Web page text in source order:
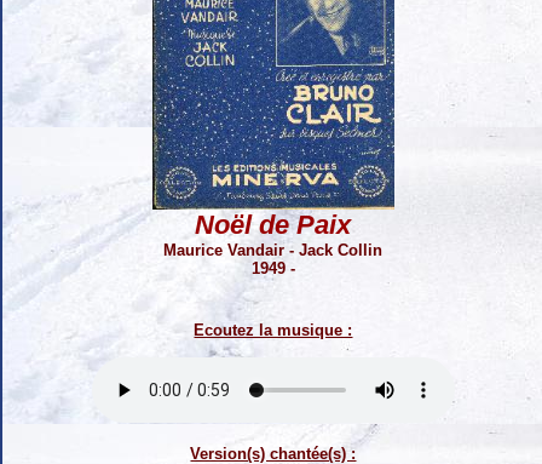
Noël de Paix
Maurice Vandair - Jack Collin
1949 -
Ecoutez la musique :
Version(s) chantée(s) :